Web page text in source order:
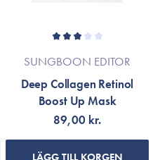
SUNGBOON EDITOR
Deep Collagen Retinol
Boost Up Mask
89,00 kr.
LÄGG TILL KORGEN